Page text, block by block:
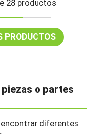
28 productos
PRODUCTOS
o partes
diferentes